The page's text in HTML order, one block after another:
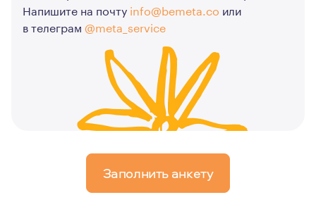
Напишите на почту info@bemeta.co или
в телеграм @meta_service
Заполнить анкету